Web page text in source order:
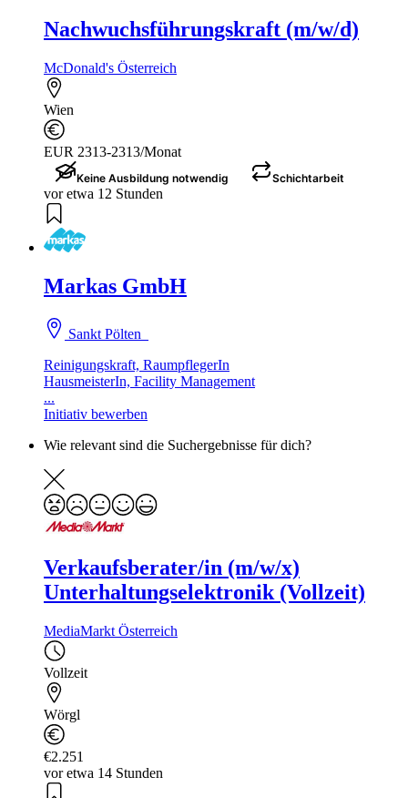
Nachwuchsführungskraft (m/w/d)
McDonald's Österreich
Wien
EUR 2313-2313/Monat
Keine Ausbildung notwendig Schichtarbeit
vor etwa 12 Stunden
Markas GmbH
Sankt Pölten
Reinigungskraft, RaumpflegerIn
HausmeisterIn, Facility Management
...
Initiativ bewerben
Wie relevant sind die Suchergebnisse für dich?
Verkaufsberater/in (m/w/x)
Unterhaltungselektronik (Vollzeit)
MediaMarkt Österreich
Vollzeit
Wörgl
€2.251
vor etwa 14 Stunden